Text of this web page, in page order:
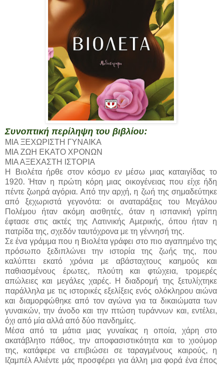
Συνοπτική περίληψη του βιβλίου:
ΜΙΑ ΞΕΧΩΡΙΣΤΗ ΓΥΝΑΙΚΑ
ΜΙΑ ΖΩΗ ΕΚΑΤΟ ΧΡΟΝΩΝ
ΜΙΑ ΑΞΕΧΑΣΤΗ ΙΣΤΟΡΙΑ
Η Βιολέτα ήρθε στον κόσμο εν μέσω μιας καταιγίδας το
1920. Ήταν η πρώτη κόρη μιας οικογένειας που είχε ήδη
πέντε ζωηρά αγόρια. Από την αρχή, η ζωή της σημαδεύτηκε
από ξεχωριστά γεγονότα: οι αναταράξεις του Μεγάλου
Πολέμου ήταν ακόμη αισθητές, όταν η ισπανική γρίπη
έφτασε στις ακτές της Λατινικής Αμερικής, όπου ήταν η
πατρίδα της, σχεδόν ταυτόχρονα με τη γέννησή της.
Σε ένα γράμμα που η Βιολέτα γράφει στο πιο αγαπημένο της
πρόσωπο ξεδιπλώνει την ιστορία της ζωής της, που
καλύπτει εκατό χρόνια με αβάσταχτους καημούς και
παθιασμένους έρωτες, πλούτη και φτώχεια, τρομερές
απώλειες και μεγάλες χαρές. Η διαδρομή της ξετυλίχτηκε
παράλληλα με τις ιστορικές εξελίξεις ενός ολόκληρου αιώνα
και διαμορφώθηκε από τον αγώνα για τα δικαιώματα των
γυναικών, την άνοδο και την πτώση τυράννων και, εντέλει,
όχι από μία αλλά από δύο πανδημίες.
Μέσα από τα μάτια μιας γυναίκας η οποία, χάρη στο
ακατάβλητο πάθος, την αποφασιστικότητα και το χιούμορ
της, κατάφερε να επιβιώσει σε ταραγμένους καιρούς, η
Ιζαμπέλ Αλιέντε μάς προσφέρει για άλλη μια φορά ένα έπος